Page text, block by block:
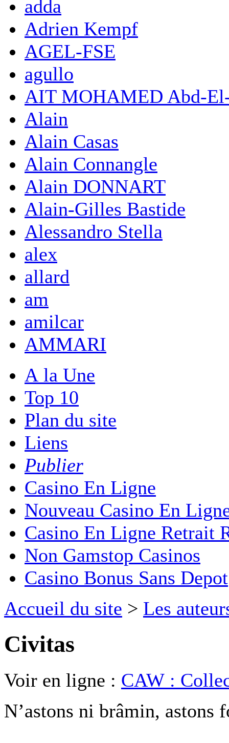
adda
Adrien Kempf
AGEL-FSE
agullo
AIT MOHAMED Abd-
Alain
Alain Casas
Alain Connangle
Alain DONNART
Alain-Gilles Bastide
Alessandro Stella
alex
allard
am
amilcar
AMMARI
A la Une
Top 10
Plan du site
Liens
Publier
Casino En Ligne
Nouveau Casino En
Casino En Ligne Retrait
Non Gamstop Casinos
Casino Bonus Sans Depot
Accueil du site > Les
Civitas
Voir en ligne : CAW :
N’astons ni brâmin, astons